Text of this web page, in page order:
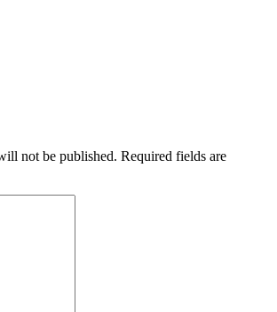
not be published. Required fields are